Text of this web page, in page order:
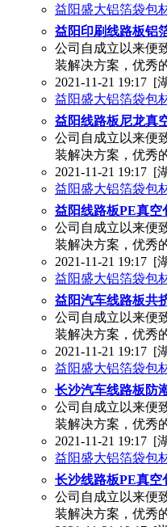
益阳盛大铝箔袋包
益阳印刷线路板铝
公司自成立以来便
装解决方案，优秀
2021-11-21 19:17 [
益阳盛大铝箔袋包
益阳线路板尼龙真
公司自成立以来便
装解决方案，优秀
2021-11-21 19:17 [
益阳盛大铝箔袋包
益阳线路板PE真空
公司自成立以来便
装解决方案，优秀
2021-11-21 19:17 [
益阳盛大铝箔袋包
益阳汽车线路板共
公司自成立以来便
装解决方案，优秀
2021-11-21 19:17 [
益阳盛大铝箔袋包
长沙汽车线路板防
公司自成立以来便
装解决方案，优秀
2021-11-21 19:17 [
益阳盛大铝箔袋包
长沙线路板PE真空
公司自成立以来便
装解决方案，优秀